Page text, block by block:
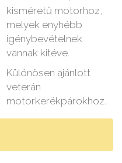
kisméretű motorhoz,
melyek enyhébb
igénybevételnek
vannak kitéve.
Különösen ajánlott
veterán
motorkerékpárokhoz.